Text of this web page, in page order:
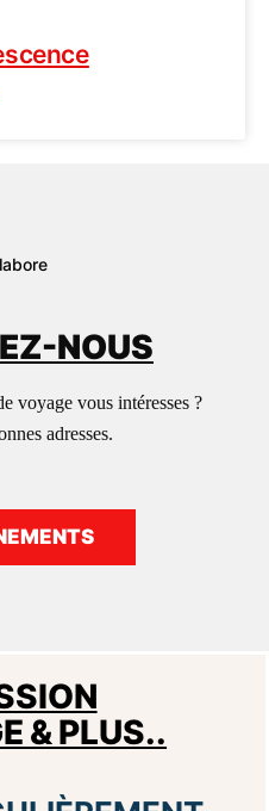
NOUS
voyage vous intéresses ?
adresses.
& PLUS..